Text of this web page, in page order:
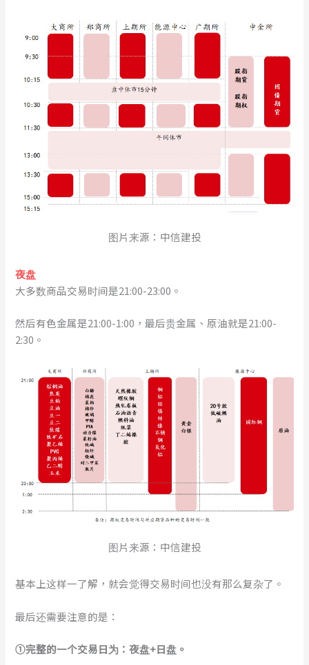
图片来源：中信建投
夜盘
大多数商品交易时间是21:00-23:00。
然后有色金属是21:00-1:00，最后贵金属、原油就是21:00-
2:30。
图片来源：中信建投
基本上这样一了解，就会觉得交易时间也没有那么复杂了。
最后还需要注意的是：
①完整的一个交易日为：夜盘+日盘 。